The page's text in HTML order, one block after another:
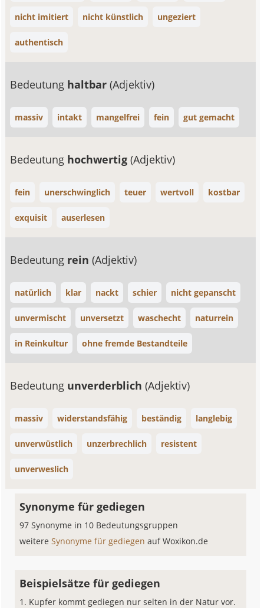
nicht imitiert nicht künstlich ungeziert
authentisch
Bedeutung haltbar(Adjektiv)
massiv intakt mangelfrei fein gut gemacht
Bedeutung hochwertig(Adjektiv)
fein unerschwinglich teuer wertvoll kostbar
exquisit auserlesen
Bedeutung rein(Adjektiv)
natürlich klar nackt schier nicht gepanscht
unvermischt unversetzt waschecht naturrein
in Reinkultur ohne fremde Bestandteile
Bedeutung unverderblich(Adjektiv)
massiv widerstandsfähig beständig langlebig
unverwüstlich unzerbrechlich resistent
unverweslich
Synonyme für gediegen
97 Synonyme in 10 Bedeutungsgruppen
weitereSynonyme für gediegenauf Woxikon.de
Beispielsätze für gediegen
Kupfer kommt gediegen nur selten in der Natur vor.